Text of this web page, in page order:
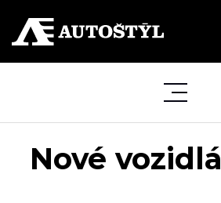
Nové vozidlá